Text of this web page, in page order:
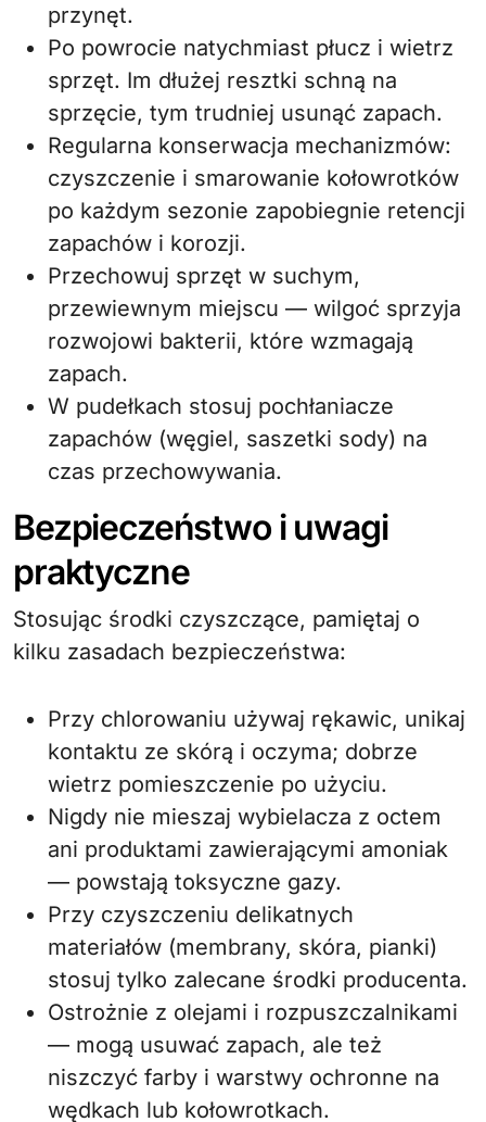
przynęt.
Po powrocie natychmiast płucz i wietrz
sprzęt. Im dłużej resztki schną na
sprzęcie, tym trudniej usunąć zapach.
Regularna konserwacja mechanizmów:
czyszczenie i smarowanie kołowrotków
po każdym sezonie zapobiegnie retencji
zapachów i korozji.
Przechowuj sprzęt w suchym,
przewiewnym miejscu — wilgoć sprzyja
rozwojowi bakterii, które wzmagają
zapach.
W pudełkach stosuj pochłaniacze
zapachów (węgiel, saszetki sody) na
czas przechowywania.
Bezpieczeństwo i uwagi
praktyczne
Stosując środki czyszczące, pamiętaj o
kilku zasadach bezpieczeństwa:
Przy chlorowaniu używaj rękawic, unikaj
kontaktu ze skórą i oczyma; dobrze
wietrz pomieszczenie po użyciu.
Nigdy nie mieszaj wybielacza z octem
ani produktami zawierającymi amoniak
— powstają toksyczne gazy.
Przy czyszczeniu delikatnych
materiałów (membrany, skóra, pianki)
stosuj tylko zalecane środki producenta.
Ostrożnie z olejami i rozpuszczalnikami
— mogą usuwać zapach, ale też
niszczyć farby i warstwy ochronne na
wędkach lub kołowrotkach.